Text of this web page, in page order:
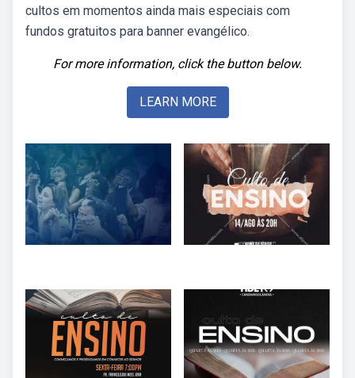
cultos em momentos ainda mais especiais com
fundos gratuitos para banner evangélico.
For more information, click the button below.
LEARN MORE